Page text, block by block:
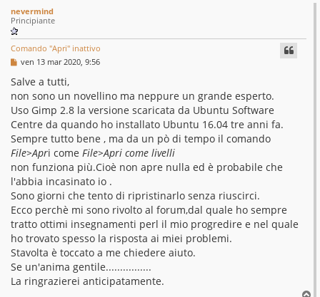
s
l
v
e
d
nevermind
Principiante
Comando "Apri" inattivo
M
s
s
a
g
g
i
o
ven 13 mar 2020, 9:56
Salve a tutti,
non sono un novellino ma neppure un grande esperto.
Uso Gimp 2.8 la versione scaricata da Ubuntu Software
Centre da quando ho installato Ubuntu 16.04 tre anni fa.
Sempre tutto bene , ma da un pò di tempo il comando
File>Apri come File>Apri come livelli
non funziona più.Cioè non apre nulla ed è probabile che
l'abbia incasinato io .
Sono giorni che tento di ripristinarlo senza riuscirci.
Ecco perchè mi sono rivolto al forum,dal quale ho sempre
tratto ottimi insegnamenti perl il mio progredire e nel quale
ho trovato spesso la risposta ai miei problemi.
Stavolta è toccato a me chiedere aiuto.
Se un'anima gentile................
La ringrazierei anticipatamente.